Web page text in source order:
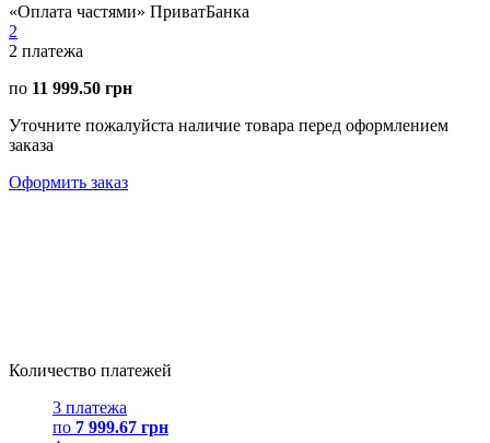
«Оплата частями» ПриватБанка
2
2 платежа
по 11 999.50 грн
Уточните пожалуйста наличие товара перед оформлением
заказа
Оформить заказ
Количество платежей
3 платежа
по 7 999.67 грн